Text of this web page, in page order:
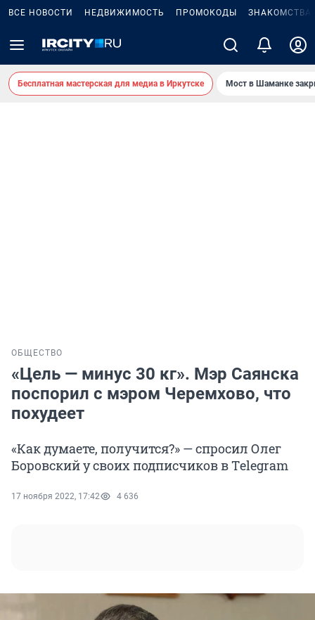
ВСЕ НОВОСТИ НЕДВИЖИМОСТЬ ПРОМОКОДЫ ЗНАКОМСТВА
Бесплатная мастерская для медиа в Иркутске Мост в Шаманке
ОБЩЕСТВО
«Цель — минус 30 кг». Мэр Саянска
поспорил с мэром Черемхово, что
похудеет
«Как думаете, получится?» — спросил Олег
Боровский у своих подписчиков в Тelegram
17 ноября 2022, 17:42 4 636